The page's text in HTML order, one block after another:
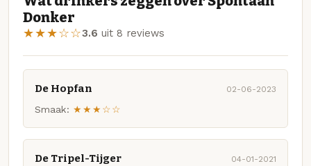
Donker
★★★☆☆3.6 uit 8 reviews
De Hopfan 02-06-2023
Smaak: ★★★☆☆
De Tripel-Tijger 04-01-2021